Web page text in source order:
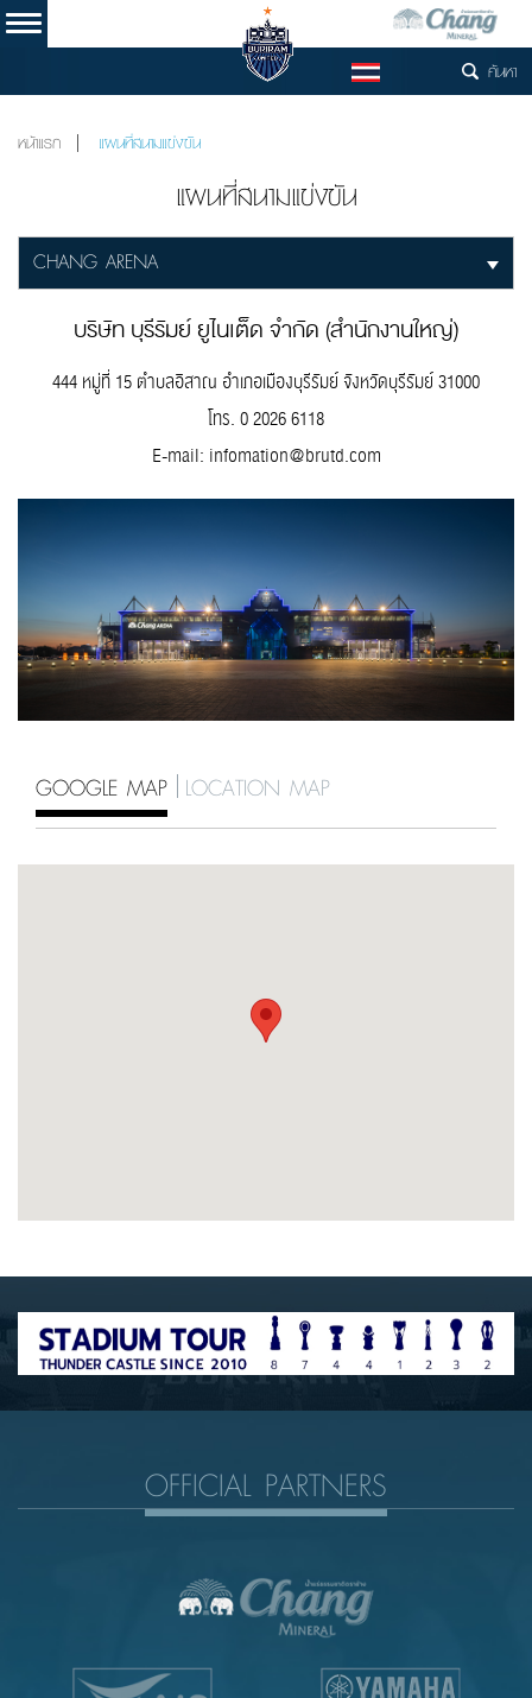
TH ค้นหา
หน้าแรก แผนที่สนามแข่งขัน
แผนที่สนามแข่งขัน
CHANG ARENA
บริษัท บุรีรัมย์ ยูไนเต็ด จำกัด (สำนักงานใหญ่)
444 หมู่ที่ 15 ตำบลอิสาณ อำเภอเมืองบุรีรัมย์ จังหวัดบุรีรัมย์ 31000
โทร. 0 2026 6118
E-mail: infomation@brutd.com
GOOGLE MAP LOCATION MAP
OFFICIAL PARTNERS